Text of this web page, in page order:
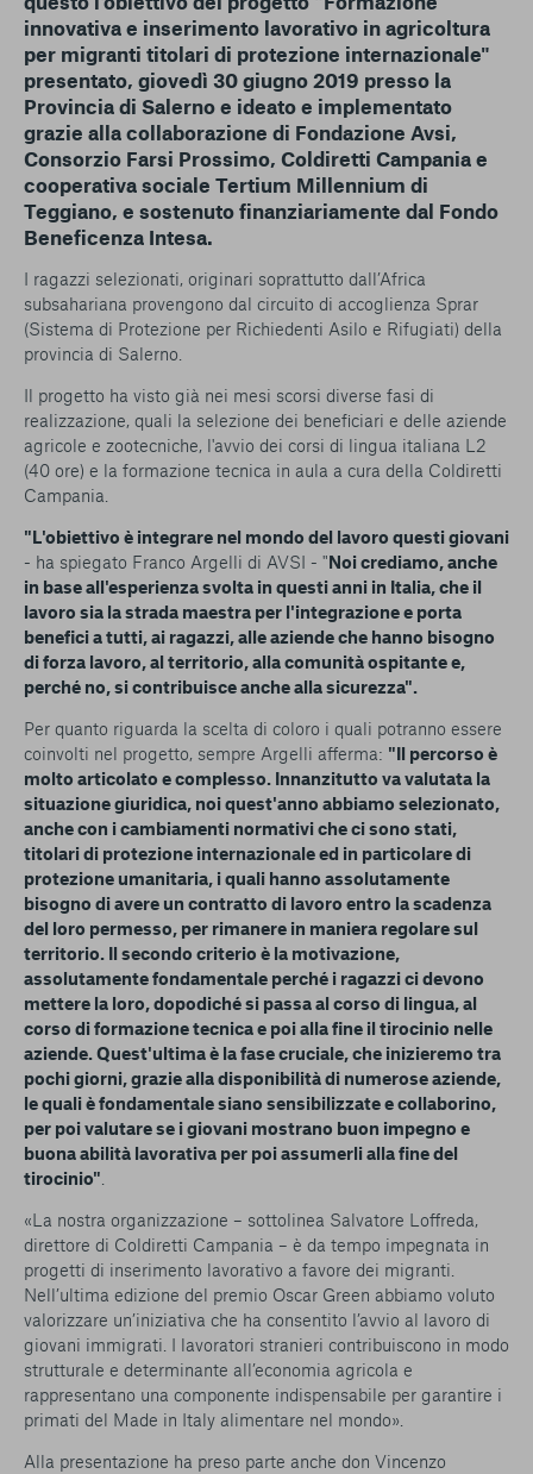
conto del fatto che il blocco di alcuni cookie può
condizionare l’esperienza sulla Piattaforma e il suo
funzionamento. Premendo “Conferma le mie scelte”, la
selezione relativa ai cookie effettuata verrà salvata. Se non è
stata selezionata alcuna opzione, premere questo pulsante
equivarrà a rifiutare tutti i cookie. Per ulteriori informazioni, è
possibile consultare la nostraUlteriori informazioni
Cookie strettamente necessari
Cookie di analisi
Cookies di marketing
innovativa e inserimento lavorativo in agricoltura
per migranti titolari di protezione internazionale"
presentato, giovedì 30 giugno 2019 presso la
Provincia di Salerno e ideato e implementato
grazie alla collaborazione di Fondazione Avsi,
Consorzio Farsi Prossimo, Coldiretti Campania e
cooperativa sociale Tertium Millennium di
Teggiano, e sostenuto finanziariamente dal Fondo
Beneficenza Intesa.
I ragazzi selezionati, originari soprattutto dall’Africa
subsahariana provengono dal circuito di accoglienza Sprar
(Sistema di Protezione per Richiedenti Asilo e Rifugiati) della
provincia di Salerno.
Il progetto ha visto già nei mesi scorsi diverse fasi di
realizzazione, quali la selezione dei beneficiari e delle aziende
agricole e zootecniche, l'avvio dei corsi di lingua italiana L2
(40 ore) e la formazione tecnica in aula a cura della Coldiretti
Campania.
"L'obiettivo è integrare nel mondo del lavoro questi giovani
- ha spiegato Franco Argelli di AVSI - "Noi crediamo, anche
in base all'esperienza svolta in questi anni in Italia, che il
lavoro sia la strada maestra per l'integrazione e porta
benefici a tutti, ai ragazzi, alle aziende che hanno bisogno
di forza lavoro, al territorio, alla comunità ospitante e,
perché no, si contribuisce anche alla sicurezza".
Per quanto riguarda la scelta di coloro i quali potranno essere
coinvolti nel progetto, sempre Argelli afferma: "Il percorso è
molto articolato e complesso. Innanzitutto va valutata la
situazione giuridica, noi quest'anno abbiamo selezionato,
anche con i cambiamenti normativi che ci sono stati,
titolari di protezione internazionale ed in particolare di
protezione umanitaria, i quali hanno assolutamente
bisogno di avere un contratto di lavoro entro la scadenza
del loro permesso, per rimanere in maniera regolare sul
territorio. Il secondo criterio è la motivazione,
assolutamente fondamentale perché i ragazzi ci devono
mettere la loro, dopodiché si passa al corso di lingua, al
corso di formazione tecnica e poi alla fine il tirocinio nelle
aziende. Quest'ultima è la fase cruciale, che inizieremo tra
pochi giorni, grazie alla disponibilità di numerose aziende,
le quali è fondamentale siano sensibilizzate e collaborino,
per poi valutare se i giovani mostrano buon impegno e
buona abilità lavorativa per poi assumerli alla fine del
tirocinio"
«La nostra organizzazione – sottolinea Salvatore Loffreda,
direttore di Coldiretti Campania – è da tempo impegnata in
progetti di inserimento lavorativo a favore dei migranti.
Nell’ultima edizione del premio Oscar Green abbiamo voluto
valorizzare un’iniziativa che ha consentito l’avvio al lavoro di
giovani immigrati. I lavoratori stranieri contribuiscono in modo
strutturale e determinante all’economia agricola e
rappresentano una componente indispensabile per garantire i
primati del Made in Italy alimentare nel mondo».
Alla presentazione ha preso parte anche don Vincenzo